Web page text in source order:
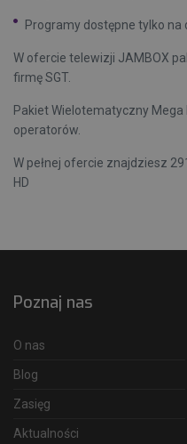
Programy dostępne tylko na
W ofercie telewizji JAMBOX
firmę SGT.
Pakiet Wielotematyczny
operatorów.
W pełnej ofercie znajdziesz
HD
Poznaj nas
O nas
Blog
Zasięg
Aktualności